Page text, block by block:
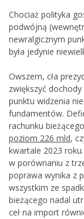
Chociaż polityka
podwójną
newralgicznym
była jedynie
Owszem, cła
zwiększyć
punktu widzenia
fundamentów.
rachunku
poziom 226 mld,
kwartale 2023
w porównaniu z
poprawa wynika z
wszystkim ze
bieżącego nadal
ceł na import